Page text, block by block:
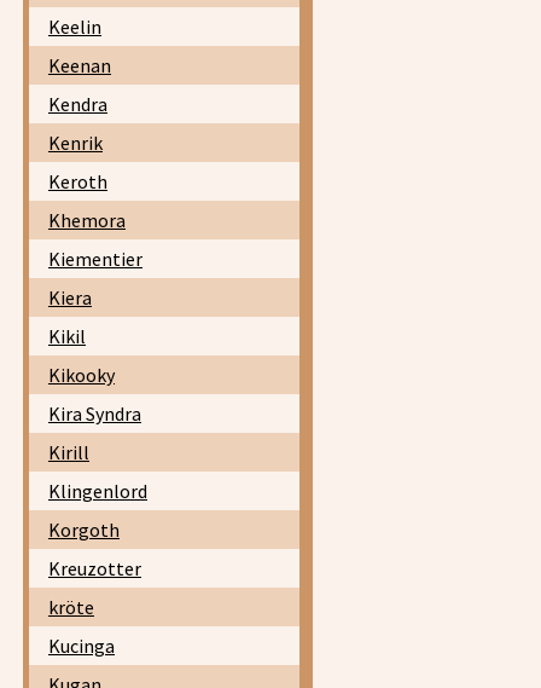
Keelin
Keenan
Kendra
Kenrik
Keroth
Khemora
Kiementier
Kiera
Kikil
Kikooky
Kira Syndra
Kirill
Klingenlord
Korgoth
Kreuzotter
kröte
Kucinga